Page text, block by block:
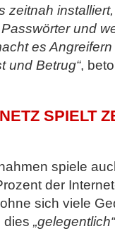
zeitnah
und
es
und Betrug“,
SPIELT
spiele
der
sich viele
dies „gelegentlich“